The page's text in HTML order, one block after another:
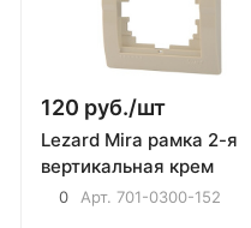
120 руб./шт
Lezard Mira рамка 2-я
вертикальная крем
0 Арт. 701-0300-152